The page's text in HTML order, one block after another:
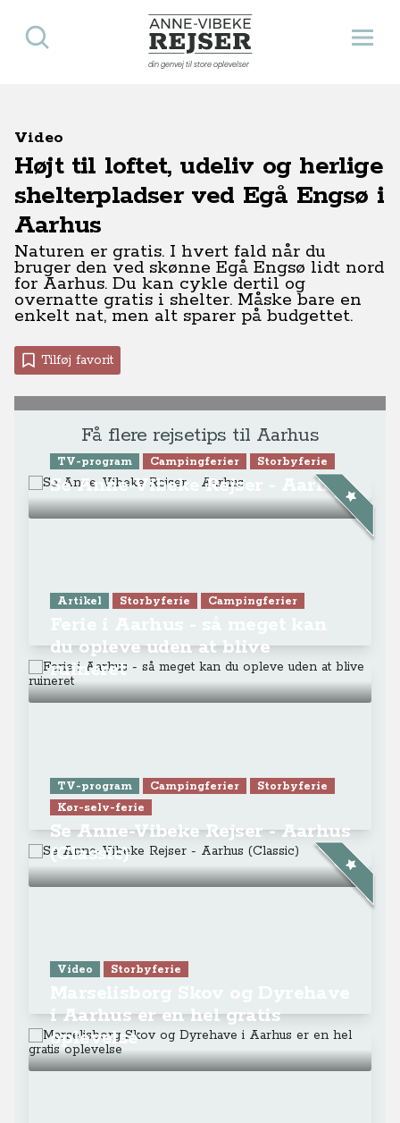
Anne-Vibeke Rejser
din genvej til store oplevelser
Åbn
Søg
Video
Højt til loftet, udeliv og herlige
shelterpladser ved Egå Engsø i
Aarhus
Naturen er gratis. I hvert fald når du
bruger den ved skønne Egå Engsø lidt nord
for Aarhus. Du kan cykle dertil og
overnatte gratis i shelter. Måske bare en
enkelt nat, men alt sparer på budgettet.
Tilføj favorit
Få flere rejsetips til Aarhus
TV-program Campingferier Storbyferie
Se Anne-Vibeke Rejser - Aarhus
Artikel Storbyferie Campingferier
du opleve uden at blive
ruineret
TV-program Campingferier
Storbyferie
Kør-selv-ferie
Se Anne-Vibeke Rejser - Aarhus
(Classic)
Video Storbyferie
i Aarhus er en hel gratis
oplevelse